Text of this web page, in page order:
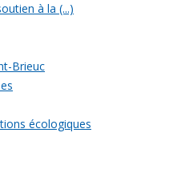
à la (...)
Brieuc
écologiques